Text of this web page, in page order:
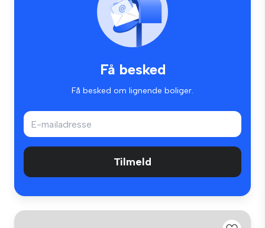
Få besked
Få besked om lignende boliger.
Tilmeld